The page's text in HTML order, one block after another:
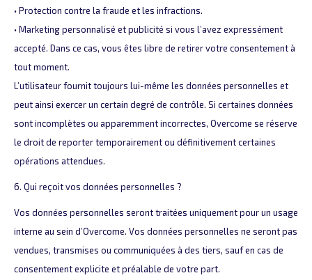
• Protection contre la fraude et les infractions.
• Marketing personnalisé et publicité si vous l’avez expressément
accepté. Dans ce cas, vous êtes libre de retirer votre consentement à
tout moment.
L’utilisateur fournit toujours lui-même les données personnelles et
peut ainsi exercer un certain degré de contrôle. Si certaines données
sont incomplètes ou apparemment incorrectes, Overcome se réserve
le droit de reporter temporairement ou définitivement certaines
opérations attendues.
6. Qui reçoit vos données personnelles ?
Vos données personnelles seront traitées uniquement pour un usage
interne au sein d’Overcome. Vos données personnelles ne seront pas
vendues, transmises ou communiquées à des tiers, sauf en cas de
consentement explicite et préalable de votre part.